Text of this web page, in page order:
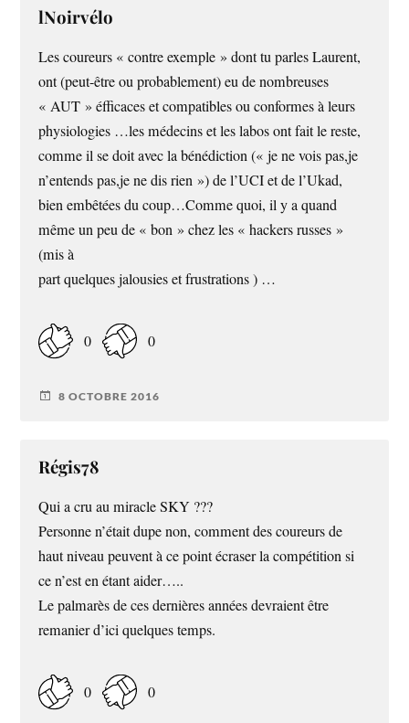
lNoirvélo
Les coureurs « contre exemple » dont tu parles Laurent,
ont (peut-être ou probablement) eu de nombreuses
« AUT » éfficaces et compatibles ou conformes à leurs
physiologies …les médecins et les labos ont fait le reste,
comme il se doit avec la bénédiction (« je ne vois pas,je
n’entends pas,je ne dis rien ») de l’UCI et de l’Ukad,
bien embêtées du coup…Comme quoi, il y a quand
même un peu de « bon » chez les « hackers russes »
(mis à
part quelques jalousies et frustrations ) …
0 0
8 OCTOBRE 2016
Régis78
Qui a cru au miracle SKY ???
Personne n’était dupe non, comment des coureurs de
haut niveau peuvent à ce point écraser la compétition si
ce n’est en étant aider…..
Le palmarès de ces dernières années devraient être
remanier d’ici quelques temps.
0 0